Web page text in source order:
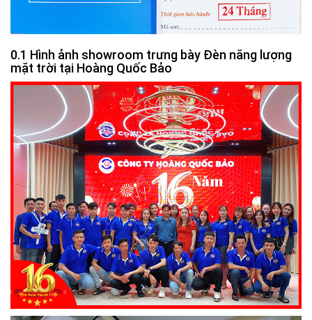
Hình ảnh showroom trưng bày Đèn năng lượng
mặt trời tại Hoàng Quốc Bảo